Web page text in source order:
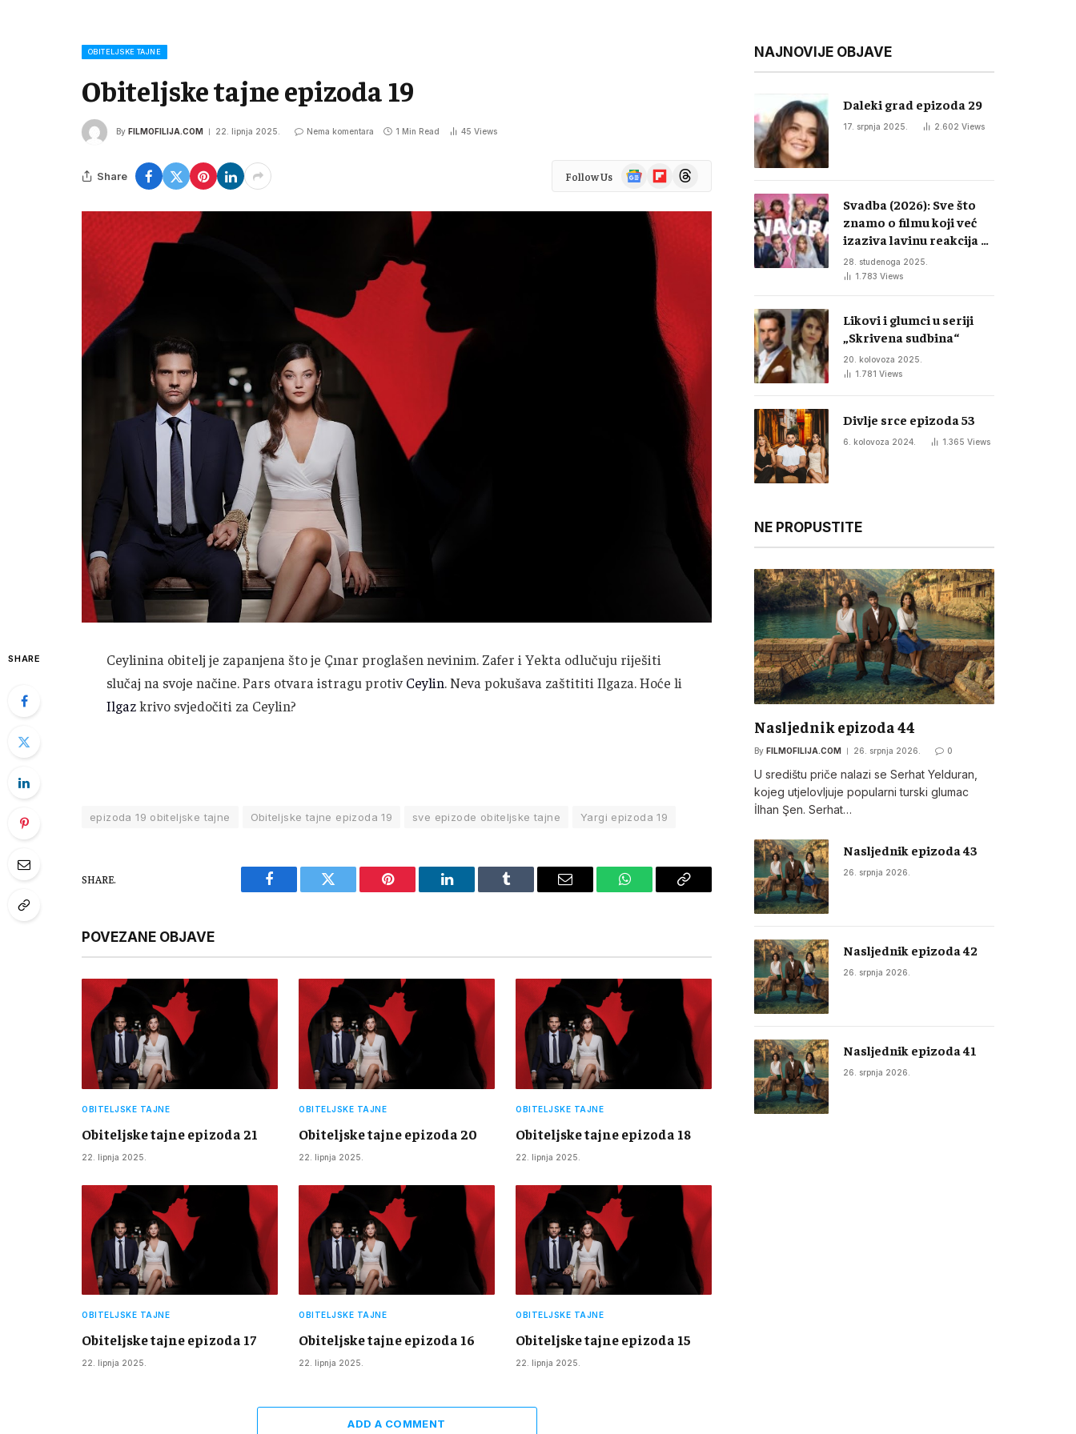
OBITELJSKE TAJNE
Obiteljske tajne epizoda 19
By FILMOFILIJA.COM 22. lipnja 2025. Nema komentara 1 Min Read 45 Views
Share Follow Us
Google
News
FlipboardThreads
SHARE
Ceylinina obitelj je zapanjena što je Çınar proglašen nevinim. Zafer i Yekta odlučuju riješiti
slučaj na svoje načine. Pars otvara istragu protivCeylin. Neva pokušava zaštititi Ilgaza. Hoće li
Ilgazkrivo svjedočiti za Ceylin?
epizoda 19 obiteljske tajne Obiteljske tajne epizoda 19 sve epizode obiteljske tajne Yargi epizoda 19
SHARE.
Facebook Twitter Pinterest LinkedIn Tumblr Email WhatsAppCopy
POVEZANE OBJAVE
OBITELJSKE TAJNE
Obiteljske tajne epizoda 21
22. lipnja 2025.
OBITELJSKE TAJNE
Obiteljske tajne epizoda 20
22. lipnja 2025.
OBITELJSKE TAJNE
Obiteljske tajne epizoda 18
22. lipnja 2025.
OBITELJSKE TAJNE
Obiteljske tajne epizoda 17
22. lipnja 2025.
OBITELJSKE TAJNE
Obiteljske tajne epizoda 16
22. lipnja 2025.
OBITELJSKE TAJNE
Obiteljske tajne epizoda 15
22. lipnja 2025.
ADD A COMMENT
NAJNOVIJE OBJAVE
Daleki grad epizoda 29
17. srpnja 2025. 2.602 Views
Svadba (2026): Sve što
znamo o filmu koji već
izaziva lavinu reakcija u
regiji
28. studenoga 2025.
1.783 Views
Likovi i glumci u seriji
„Skrivena sudbina“
20. kolovoza 2025.
1.781 Views
Divlje srce epizoda 53
6. kolovoza 2024. 1.365 Views
NE PROPUSTITE
Nasljednik epizoda 44
By FILMOFILIJA.COM 26. srpnja 2026. 0
U središtu priče nalazi se Serhat Yelduran,
kojeg utjelovljuje popularni turski glumac
İlhan Şen. Serhat…
Nasljednik epizoda 43
26. srpnja 2026.
Nasljednik epizoda 42
26. srpnja 2026.
Nasljednik epizoda 41
26. srpnja 2026.